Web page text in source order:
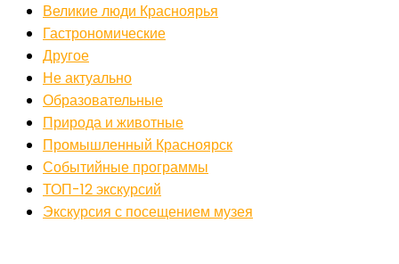
Великие люди Красноярья
Гастрономические
Другое
Не актуально
Образовательные
Природа и животные
Промышленный Красноярск
Событийные программы
ТОП-12 экскурсий
Экскурсия с посещением музея